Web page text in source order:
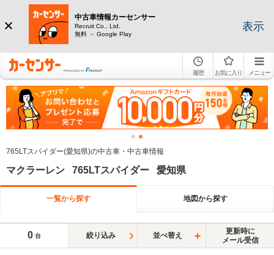
中古車情報カーセンサー
Recruit Co., Ltd.
無料 － Google Play
表示
履歴 お気に入り メニュー
765LTスパイダー(愛知県)の中古車・中古車情報
マクラーレン 765LTスパイダー 愛知県
一覧から探す 地図から探す
0 台 絞り込み 並べ替え
更新時に
メール受信